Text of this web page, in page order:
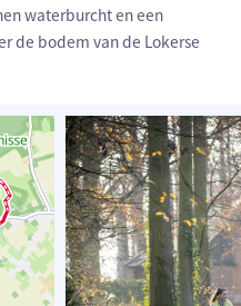
waterburcht en een
de bodem van de Lokerse